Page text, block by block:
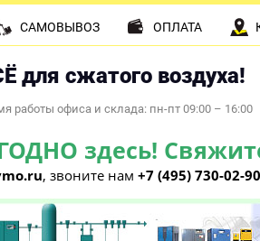
для сжатого воздуха!
работы офиса и склада: пн-пт 09:00 – 16:00
здесь!
, звоните нам +7 (495) 730-02-
САМОВЫВОЗ ОПЛАТА